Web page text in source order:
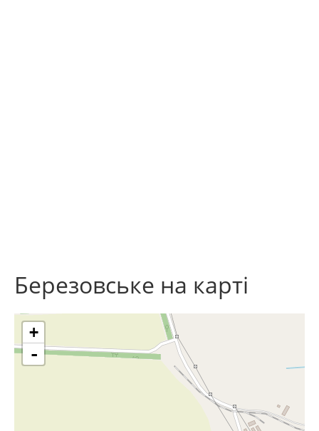
Березовське на карті
+
-